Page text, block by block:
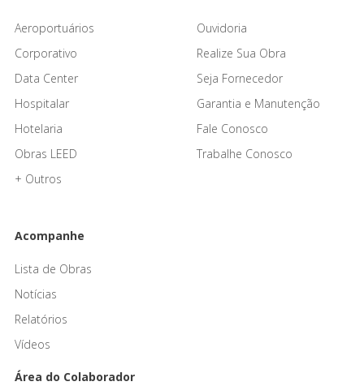
Aeroportuários
Corporativo
Data Center
Hospitalar
Hotelaria
Obras LEED
+ Outros
Ouvidoria
Realize Sua Obra
Seja Fornecedor
Garantia e Manutenção
Fale Conosco
Trabalhe Conosco
Acompanhe
Lista de Obras
Notícias
Relatórios
Vídeos
Área do Colaborador